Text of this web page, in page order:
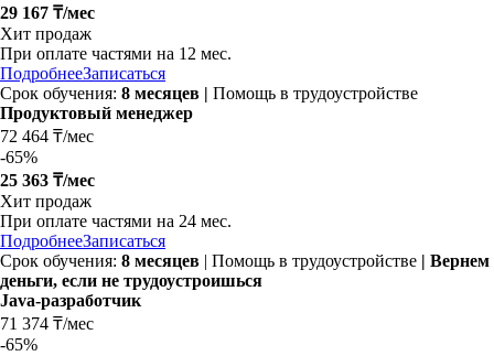
29 167 ₸/мес
Хит продаж
При оплате частями на 12 мес.
ПодробнееЗаписаться
Срок обучения: 8 месяцев | Помощь в трудоустройстве
Продуктовый менеджер
72 464 ₸/мес
-65%
25 363 ₸/мес
Хит продаж
При оплате частями на 24 мес.
ПодробнееЗаписаться
Срок обучения: 8 месяцев | Помощь в трудоустройстве | Вернем
деньги, если не трудоустроишься
Java-разработчик
71 374 ₸/мес
-65%